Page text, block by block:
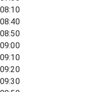
08:10
08:40
08:50
09:00
09:10
09:20
09:30